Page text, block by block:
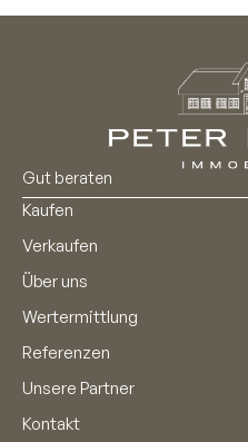
Gut beraten
Kaufen
Verkaufen
Über uns
Wertermittlung
Referenzen
Unsere Partner
Kontakt